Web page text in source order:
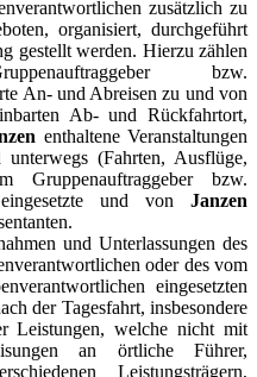
zusätzlich zu
organisiert, durchgeführt
gestellt werden. Hierzu zählen
bzw.
An- und Abreisen zu und von
Ab- und Rückfahrtort,
enthaltene Veranstaltungen
(Fahrten, Ausflüge,
Gruppenauftraggeber bzw.
eingesetzte und von Janzen
und Unterlassungen des
oder des vom
eingesetzten
der Tagesfahrt, insbesondere
Leistungen, welche nicht mit
an örtliche Führer,
Leistungsträgern,